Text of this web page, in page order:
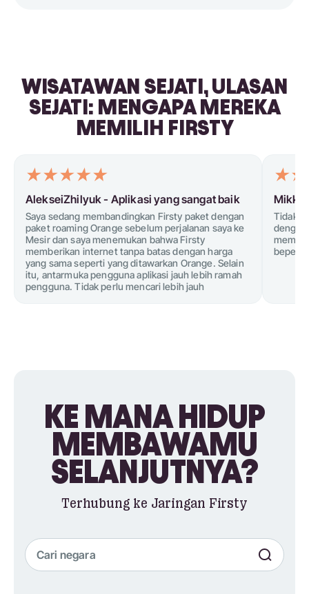
WISATAWAN SEJATI, ULASAN
SEJATI: MENGAPA MEREKA
MEMILIH FIRSTY
AlekseiZhilyuk - Aplikasi yang sangat baik
Saya sedang membandingkan Firsty paket dengan
paket roaming Orange sebelum perjalanan saya ke
Mesir dan saya menemukan bahwa Firsty
memberikan internet tanpa batas dengan harga
yang sama seperti yang ditawarkan Orange. Selain
itu, antarmuka pengguna aplikasi jauh lebih ramah
pengguna. Tidak perlu mencari lebih jauh
Tidak
dengan
KE MANA HIDUP
MEMBAWAMU
SELANJUTNYA?
Terhubung ke Jaringan Firsty